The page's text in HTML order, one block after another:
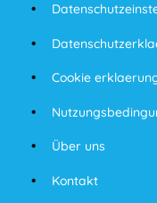
Cookie
Über uns
Kontakt